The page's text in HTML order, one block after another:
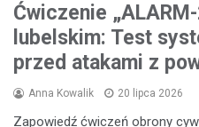
Ćwiczenie
lubelskim: Test
przed atakami z
Anna Kowalik 20 lipca 2026
Zapowiedź ćwiczeń obrony